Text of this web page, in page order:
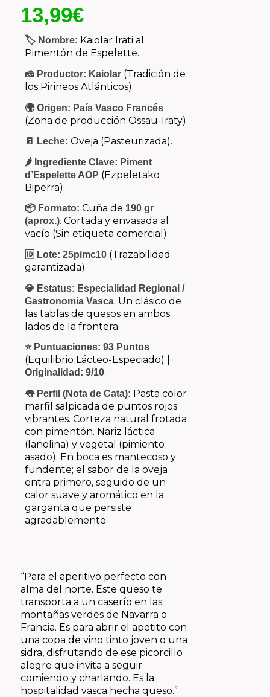
13,99€
🏷️ Nombre: Kaiolar Irati al
Pimentón de Espelette.
🧀 Productor: Kaiolar(Tradición de
los Pirineos Atlánticos).
🌍 Origen: País Vasco Francés
(Zona de producción Ossau-Iraty).
🥛 Leche: Oveja (Pasteurizada).
🌶️ Ingrediente Clave: Piment
d’Espelette AOP (Ezpeletako
Biperra).
📦 Formato: Cuña de 190 gr
(aprox.). Cortada y envasada al
vacío (Sin etiqueta comercial).
🆔 Lote: 25pimc10(Trazabilidad
garantizada).
💎 Estatus: Especialidad Regional /
Gastronomía Vasca. Un clásico de
las tablas de quesos en ambos
lados de la frontera.
⭐ Puntuaciones: 93 Puntos
(Equilibrio Lácteo-Especiado) |
Originalidad: 9/10.
👅 Perfil (Nota de Cata): Pasta color
marfil salpicada de puntos rojos
vibrantes. Corteza natural frotada
con pimentón. Nariz láctica
(lanolina) y vegetal (pimiento
asado). En boca es mantecoso y
fundente; el sabor de la oveja
entra primero, seguido de un
calor suave y aromático en la
garganta que persiste
agradablemente.
“Para el aperitivo perfecto con
alma del norte. Este queso te
transporta a un caserío en las
montañas verdes de Navarra o
Francia. Es para abrir el apetito con
una copa de vino tinto joven o una
sidra, disfrutando de ese picorcillo
alegre que invita a seguir
comiendo y charlando. Es la
hospitalidad vasca hecha queso.”